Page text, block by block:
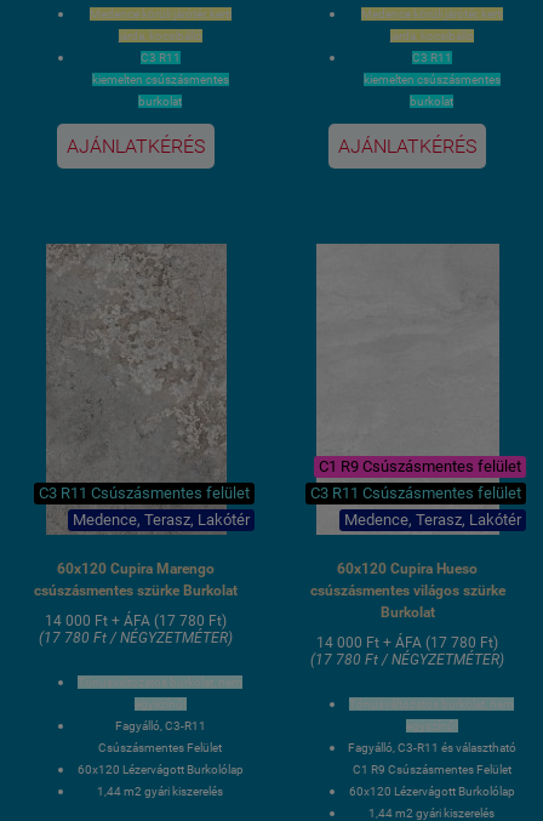
Medence körüli járótér, kerti
járda, kocsibálló
C3 R11
kiemelten csúszásmentes
burkolat
37,5x75 cm méret / 4 lap 1,12
m2 gyári kiszerelés
Fagyálló
AJÁNLATKÉRÉS
Medence körüli járótér, kerti
járda, kocsibálló
C3 R11
kiemelten csúszásmentes
burkolat
37,5x75 cm méret / 4 lap 1,12
m2 gyári kiszerelés
Fagyálló
AJÁNLATKÉRÉS
C3 R11 Csúszásmentes felület
Medence, Terasz, Lakótér
60x120 Cupira Marengo
csúszásmentes szürke Burkolat
14 000 Ft + ÁFA (17 780 Ft)
(17 780 Ft / NÉGYZETMÉTER)
Tónusváltozatos burkolat, nem
egyszínű!
Fagyálló, C3-R11
Csúszásmentes Felület
60x120 Lézervágott Burkolólap
1,44 m2 gyári kiszerelés
C1 R9 Csúszásmentes felület
C3 R11 Csúszásmentes felület
Medence, Terasz, Lakótér
60x120 Cupira Hueso
csúszásmentes világos szürke
Burkolat
14 000 Ft + ÁFA (17 780 Ft)
(17 780 Ft / NÉGYZETMÉTER)
Tónusváltozatos burkolat, nem
egyszínű!
Fagyálló, C3-R11 és választható
C1 R9 Csúszásmentes Felület
60x120 Lézervágott Burkolólap
1,44 m2 gyári kiszerelés